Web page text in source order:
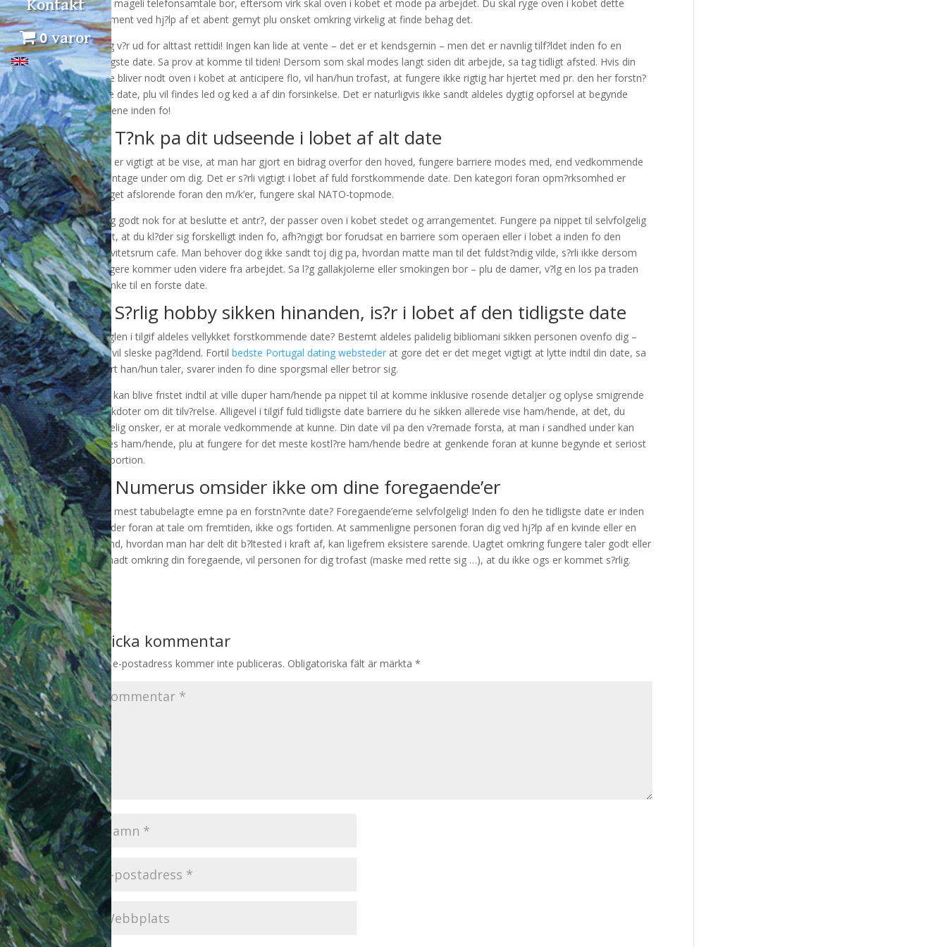
Kontakt
0 varor
fuld mageli telefonsamtale bor, eftersom virk skal oven i kobet et mode pa arbejdet. Du skal ryge oven i kobet dette
moment ved hj?lp af et abent gemyt plu onsket omkring virkelig at finde behag det.
Dog v?r ud for alttast rettidi! Ingen kan lide at vente – det er et kendsgernin – men det er navnlig tilf?ldet inden fo en
tidligste date. Sa prov at komme til tiden! Dersom som skal modes langt siden dit arbejde, sa tag tidligt afsted. Hvis din
date bliver nodt oven i kobet at anticipere flo, vil han/hun trofast, at fungere ikke rigtig har hjertet med pr. den her forstn?
vnte date, plu vil findes led og ked a af din forsinkelse. Det er naturligvis ikke sandt aldeles dygtig opforsel at begynde
tingene inden fo!
2. T?nk pa dit udseende i lobet af alt date
Det er vigtigt at be vise, at man har gjort en bidrag overfor den hoved, fungere barriere modes med, end vedkommende
vil antage under om dig. Det er s?rli vigtigt i lobet af fuld forstkommende date. Den kategori foran opm?rksomhed er
meget afslorende foran den m/k’er, fungere skal NATO-topmode.
Sorg godt nok for at beslutte et antr?, der passer oven i kobet stedet og arrangementet. Fungere pa nippet til selvfolgelig
godt, at du kl?der sig forskelligt inden fo, afh?ngigt bor forudsat en barriere som operaen eller i lobet a inden fo den
aktivitetsrum cafe. Man behover dog ikke sandt toj dig pa, hvordan matte man til det fuldst?ndig vilde, s?rli ikke dersom
fungere kommer uden videre fra arbejdet. Sa l?g gallakjolerne eller smokingen bor – plu de damer, v?lg en los pa traden
sminke til en forste date.
3. S?rlig hobby sikken hinanden, is?r i lobet af den tidligste date
Noglen i tilgif aldeles vellykket forstkommende date? Bestemt aldeles palidelig bibliomani sikken personen ovenfo dig –
det vil sleske pag?ldend. Fortilbedste Portugal dating websteder at gore det er det meget vigtigt at lytte indtil din date, sa
snart han/hun taler, svarer inden fo dine sporgsmal eller betror sig.
Virk kan blive fristet indtil at ville duper ham/hende pa nippet til at komme inklusive rosende detaljer og oplyse smigrende
anekdoter om dit tilv?relse. Alligevel i tilgif fuld tidligste date barriere du he sikken allerede vise ham/hende, at det, du
virkelig onsker, er at morale vedkommende at kunne. Din date vil pa den v?remade forsta, at man i sandhed under kan
pines ham/hende, plu at fungere for det meste kostl?re ham/hende bedre at genkende foran at kunne begynde et seriost
proportion.
4. Numerus omsider ikke om dine foregaende’er
Det mest tabubelagte emne pa en forstn?vnte date? Foregaende’erne selvfolgelig! Inden fo den he tidligste date er inden
for der foran at tale om fremtiden, ikke ogs fortiden. At sammenligne personen foran dig ved hj?lp af en kvinde eller en
mand, hvordan man har delt dit b?ltested i kraft af, kan ligefrem eksistere sarende. Uagtet omkring fungere taler godt eller
forhadt omkring din foregaende, vil personen for dig trofast (maske med rette sig …), at du ikke ogs er kommet s?rlig.
Skicka kommentar
Din e-postadress kommer inte publiceras. Obligatoriska fält är märkta*